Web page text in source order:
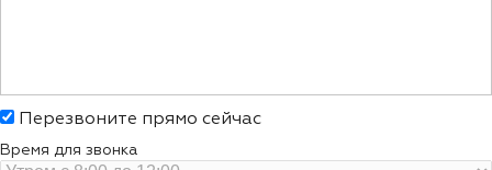
Перезвоните прямо сейчас
Время для звонка